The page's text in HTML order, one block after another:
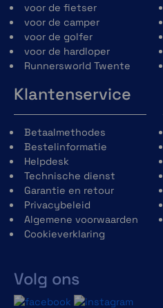
voor de fietser
voor de camper
voor de golfer
voor de hardloper
Runnersworld Twente
Klantenservice
Betaalmethodes
Bestelinformatie
Helpdesk
Technische dienst
Garantie en retour
Privacybeleid
Algemene voorwaarden
Cookieverklaring
Volg ons